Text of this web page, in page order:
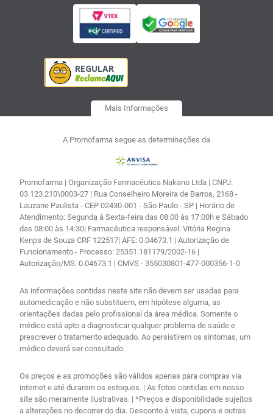
Mais Informações
A Promofarma segue as determinações da
Promofarma | Organização Farmacêutica Nakano Ltda | CNPJ:
03.123.210\0003-27 | Rua Conselheiro Moreira de Barros, 2168 -
Lauzane Paulista - CEP 02430-001 - São Paulo - SP | Horário de
Atendimento: Segunda à Sexta-feira das 08:00 às 17:00h e Sábado
das 08:00 às 14:30| Farmacêutica responsável: Vitória Regina
Kenps de Souza CRF 122517| AFE: 0.04673.1 | Autorização de
Funcionamento - Processo: 25351.181179/2002-16 |
Autorização/MS: 0.04673.1 | CMVS - 355030801-477-000356-1-0
As informações contidas neste site não devem ser usadas para
automedicação e não substituem, em hipótese alguma, as
orientações dadas pelo profissional da área médica. Somente o
médico está apto a diagnosticar qualquer problema de saúde e
prescrever o tratamento adequado. Ao persistirem os sintomas, um
médico deverá ser consultado.
Os preços e as promoções são válidos apenas para compras via
internet e até durarem os estoques. | As fotos contidas em nosso
site são meramente ilustrativas. | *Preços e disponibilidade sujeitos
a alterações no decorrer do dia. Desconto à vista, cupons e outras